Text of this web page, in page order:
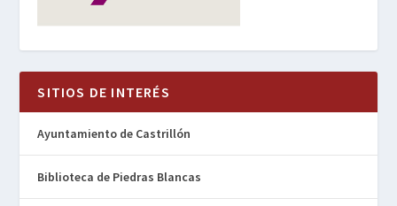
SITIOS DE INTERÉS
Ayuntamiento de Castrillón
Biblioteca de Piedras Blancas